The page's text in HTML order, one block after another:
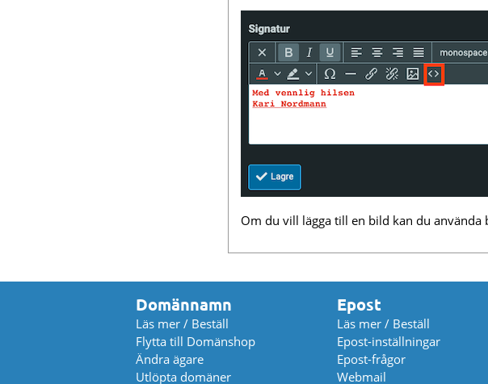
Om du vill lägga till en bild kan du
Domännamn
Läs mer / Beställ
Flytta till Domänshop
Ändra ägare
Utlöpta domäner
Epost
Läs mer / Beställ
Epost-inställningar
Epost-frågor
Webmail